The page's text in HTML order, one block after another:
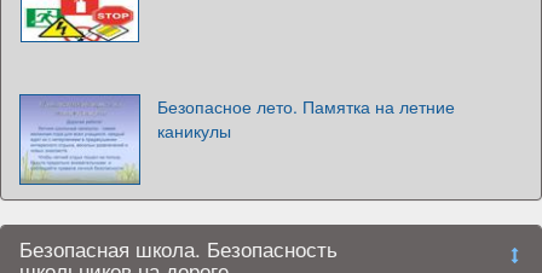
Безопасное лето. Памятка на летние
каникулы
Безопасная школа. Безопасность